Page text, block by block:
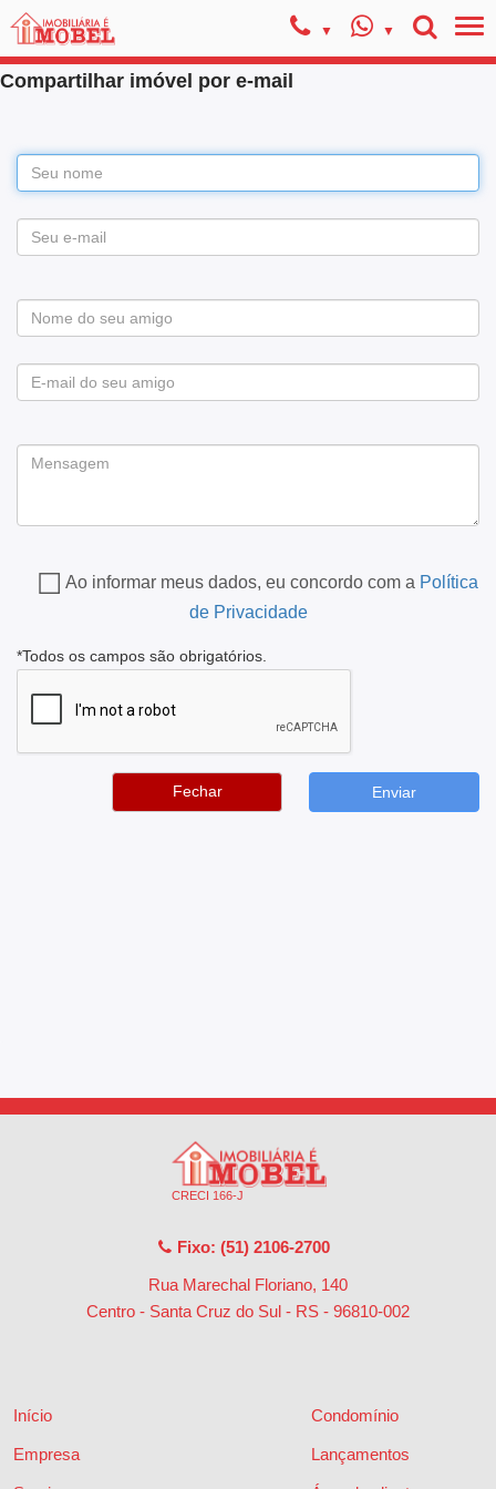
Compartilhar imóvel por e-mail
Ao informar meus dados, eu concordo com a Política
de Privacidade
*Todos os campos são obrigatórios.
Fechar
CRECI 166-J
Fixo: (51) 2106-2700
Rua Marechal Floriano, 140
Centro - Santa Cruz do Sul - RS - 96810-002
Início
Empresa
Condomínio
Lançamentos